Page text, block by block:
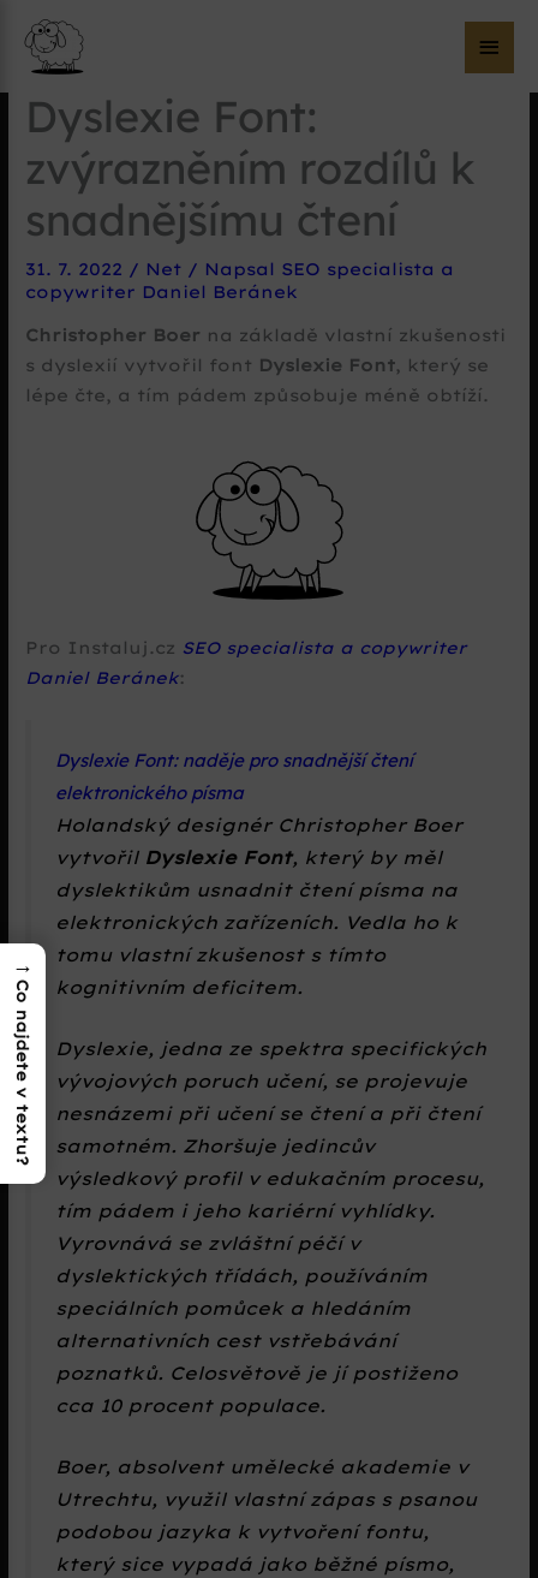
Dyslexie Font:
zvýrazněním rozdílů k
snadnějšímu čtení
31. 7. 2022 / Net / Napsal SEO specialista a
copywriter Daniel Beránek
Christopher Boer na základě vlastní zkušenosti
s dyslexií vytvořil font Dyslexie Font, který se
lépe čte, a tím pádem způsobuje méně obtíží.
Pro Instaluj.cz SEO specialista a copywriter
Daniel Beránek:
Dyslexie Font: naděje pro snadnější čtení
elektronického písma
Holandský designér Christopher Boer
vytvořil Dyslexie Font, který by měl
dyslektikům usnadnit čtení písma na
elektronických zařízeních. Vedla ho k
tomu vlastní zkušenost s tímto
kognitivním deficitem.
Dyslexie, jedna ze spektra specifických
vývojových poruch učení, se projevuje
nesnázemi při učení se čtení a při čtení
samotném. Zhoršuje jedincův
výsledkový profil v edukačním procesu,
tím pádem i jeho kariérní vyhlídky.
Vyrovnává se zvláštní péčí v
dyslektických třídách, používáním
speciálních pomůcek a hledáním
alternativních cest vstřebávání
poznatků. Celosvětově je jí postiženo
cca 10 procent populace.
Boer, absolvent umělecké akademie v
Utrechtu, využil vlastní zápas s psanou
podobou jazyka k vytvoření fontu,
který sice vypadá jako běžné písmo,
→
Co najdete v textu?